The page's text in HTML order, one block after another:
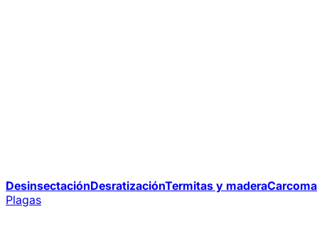
DesinsectaciónDesratizaciónTermitas y madera
Plagas